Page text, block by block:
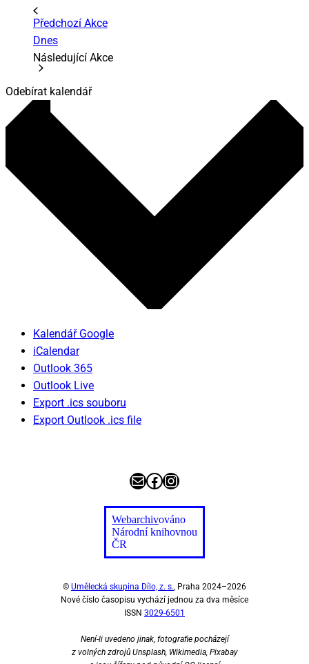
Předchozí Akce
Dnes
Následující Akce
Odebírat kalendář
Kalendář Google
iCalendar
Outlook 365
Outlook Live
Export .ics souboru
Export Outlook .ics file
E-mailFacebook
Instagram
Webarchivováno
Národní knihovnou
ČR
© Umělecká skupina Dílo, z. s. , Praha 2024–2026
Nové číslo časopisu vychází jednou za dva měsíce
ISSN 3029-6501
Není-li uvedeno jinak, fotografie pocházejí
z volných zdrojů Unsplash, Wikimedia, Pixabay